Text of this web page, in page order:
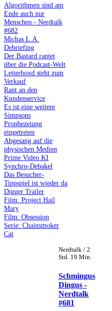
Algorithmen sind am
Ende auch nur
Menschen - Nerdtalk
#682
Michas L.A.
Debriefing
Der Bastard rantet
über die Podcast-Welt
Letterboxd steht zum
Verkauf
Rant an den
Kundenservice
Es ist eine weitere
Simpsons
Prophezeiung
eingetreten
Abgesang auf die
physischen Medien
Prime Video KI
Synchro-Debakel
Das Besucher-
Tippspiel ist wieder da
Digger Trailer
Film: Project Hail
Mary
Film: Obsession
Serie: Chainsmoker
Cat
Nerdtalk / 2
Std. 19 Min.
Schmingus
Dingus -
Nerdtalk
#681